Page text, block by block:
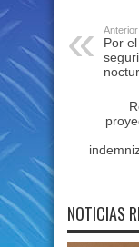
Anterior:
Por
NOTICIAS